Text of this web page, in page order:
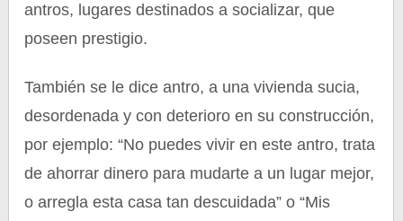
antros, lugares destinados a socializar, que
poseen prestigio.
También se le dice antro, a una vivienda sucia,
desordenada y con deterioro en su construcción,
por ejemplo: “No puedes vivir en este antro, trata
de ahorrar dinero para mudarte a un lugar mejor,
o arregla esta casa tan descuidada” o “Mis